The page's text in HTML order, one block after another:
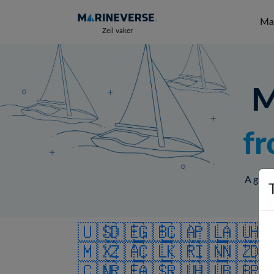
Zeil vaker
A
🇺🇸🇩🇪🇬🇧🇨🇦🇵🇱🇦🇺
🇲🇽🇿🇦🇨🇱🇰🇷🇮🇳🇳🇿